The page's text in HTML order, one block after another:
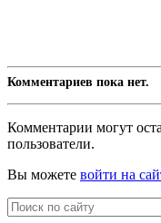
Комментариев пока нет.
Комментарии могут
пользователи.
Вы можете войти на